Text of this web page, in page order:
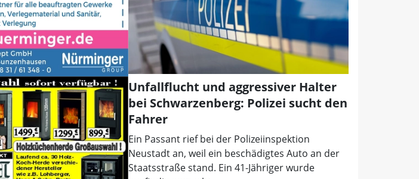
Unfallflucht und aggressiver Halter
bei Schwarzenberg: Polizei sucht den
Fahrer
Ein Passant rief bei der Polizeiinspektion
Neustadt an, weil ein beschädigtes Auto an der
Staatsstraße stand. Ein 41-Jähriger wurde